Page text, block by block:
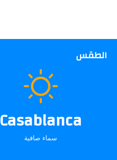
الطقس
Casablanca
سماء صافية